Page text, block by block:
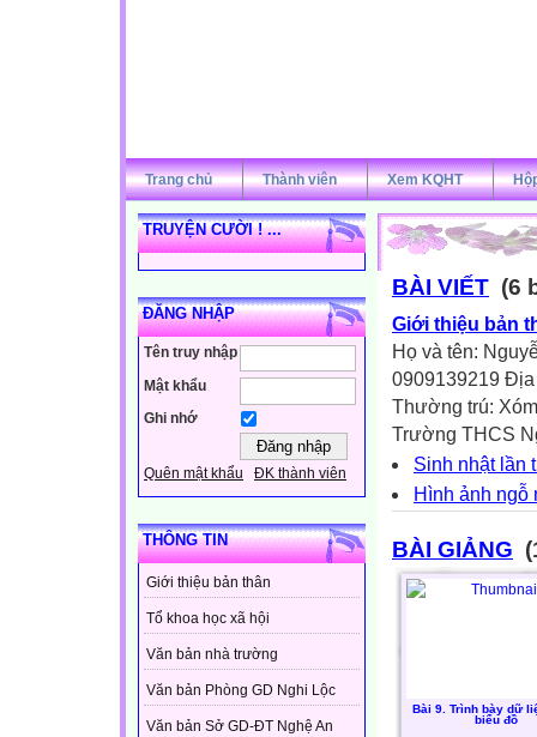
Trang chủ Thành viên Xem KQHT
TRUYỆN CƯỜI ! ...
ĐĂNG NHẬP
Tên truy nhập
Mật khẩu
Ghi nhớ
Quên mật khẩu ĐK thành viên
THÔNG TIN
Giới thiệu bản thân
Tổ khoa học xã hội
Văn bản nhà trường
Văn bản Phòng GD Nghi Lộc
Văn bản Sở GD-ĐT Nghệ An
BÀI VIẾT (6
Giới thiệu bản
Họ và tên:
0909139219 Địa
Thường trú:
Trường THCS
Sinh nhật lần
Hình ảnh
BÀI GIẢNG
Bài 9. Trình bày dữ
biểu đồ